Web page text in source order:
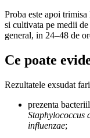
Proba este apoi
si cultivata pe medii
general, in 24–48 de
Ce poate
Rezultatele exsudat
prezenta
Staphylococcus
influenzae;